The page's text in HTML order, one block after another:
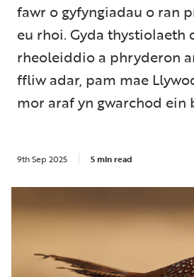
fawr o gyfyngiadau o ran
eu rhoi. Gyda thystiolaeth
rheoleiddio a phryderon
ffliw adar, pam mae
mor araf yn gwarchod ein
9th Sep 2025 5 min read